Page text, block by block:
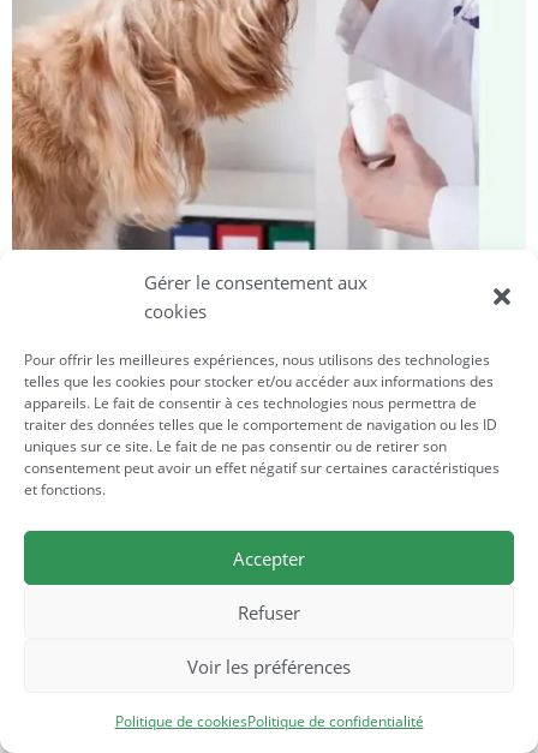
Gérer le consentement aux
cookies
Pour offrir les meilleures expériences, nous utilisons des technologies
telles que les cookies pour stocker et/ou accéder aux informations des
appareils. Le fait de consentir à ces technologies nous permettra de
traiter des données telles que le comportement de navigation ou les ID
uniques sur ce site. Le fait de ne pas consentir ou de retirer son
consentement peut avoir un effet négatif sur certaines caractéristiques
et fonctions.
Accepter
Refuser
Voir les préférences
Politique de cookiesPolitique de confidentialité
Quels sont les objectifs de la
formation
Naturopathie Animalière
Imprégnez-vous des principes de
base de la Naturopathie Animalière.
naturelles peuvent être des outils
apprenez les théories qui
1